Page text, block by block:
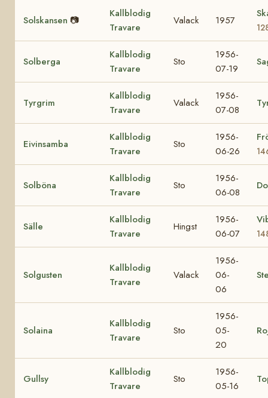
Solskansen 📷
Kallblodig
Travare
Valack 1957
Solberga
Kallblodig
Travare
Sto
1956-
07-19
Tyrgrim
Kallblodig
Travare
Valack
1956-
07-08
Eivinsamba
Kallblodig
Travare
Sto
1956-
06-26
Solböna
Kallblodig
Travare
Sto
1956-
06-08
Sälle
Kallblodig
Travare
Hingst
1956-
06-07
Solgusten
Kallblodig
Travare
Valack
1956-
06-
06
Solaina
Kallblodig
Travare
Sto
1956-
05-
20
Gullsy
Kallblodig
Travare
Sto
1956-
05-16